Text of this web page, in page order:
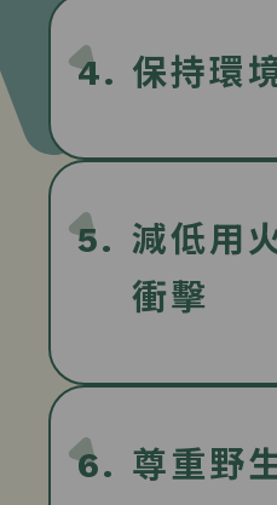
4. 保持環
5. 減低用
衝擊
6. 尊重野